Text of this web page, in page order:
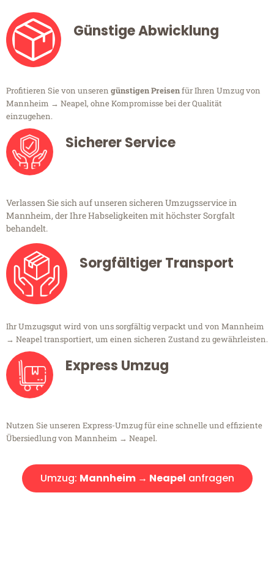
Günstige Abwicklung
Profitieren Sie von unseren günstigen Preisenfür Ihren Umzug von
Mannheim → Neapel, ohne Kompromisse bei der Qualität
einzugehen.
Sicherer Service
Verlassen Sie sich auf unseren sicheren Umzugsservice in
Mannheim, der Ihre Habseligkeiten mit höchster Sorgfalt
behandelt.
Sorgfältiger Transport
Ihr Umzugsgut wird von uns sorgfältig verpackt und von Mannheim
→ Neapel transportiert, um einen sicheren Zustand zu gewährleisten.
Express Umzug
Nutzen Sie unseren Express-Umzug für eine schnelle und effiziente
Übersiedlung von Mannheim → Neapel.
Umzug: Mannheim → Neapel anfragen